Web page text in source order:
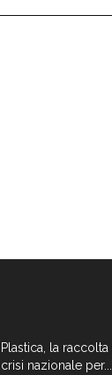
Plastica, la
crisi nazionale per...